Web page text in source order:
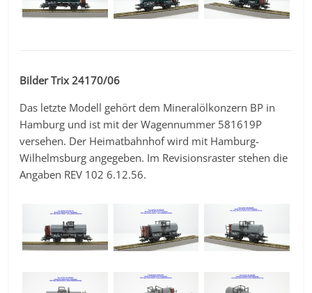
Bilder Trix 24170/06
Das letzte Modell gehört dem Mineralölkonzern BP in
Hamburg und ist mit der Wagennummer 581619P
versehen. Der Heimatbahnhof wird mit Hamburg-
Wilhelmsburg angegeben. Im Revisionsraster stehen die
Angaben REV 102 6.12.56.